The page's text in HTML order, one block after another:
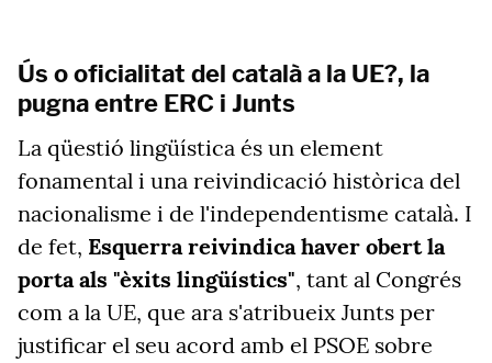
Ús o oficialitat del català a la UE?, la
pugna entre ERC i Junts
La qüestió lingüística és un element
fonamental i una reivindicació històrica del
nacionalisme i de l'independentisme català. I
de fet, Esquerra reivindica haver obert la
porta als "èxits lingüístics", tant al Congrés
com a la UE, que ara s'atribueix Junts per
justificar el seu acord amb el PSOE sobre